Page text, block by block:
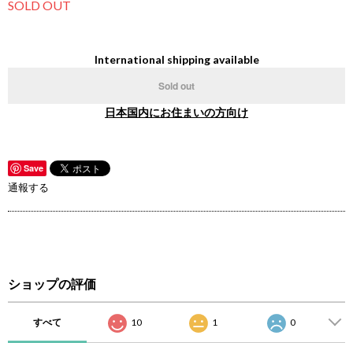
SOLD OUT
International shipping available
Sold out
日本国内にお住まいの方向け
Save
通報する
ショップの評価
すべて 10 1 0